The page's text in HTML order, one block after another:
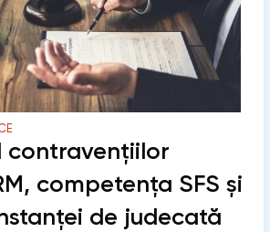
contravențiilor
competența SFS și
de judecată